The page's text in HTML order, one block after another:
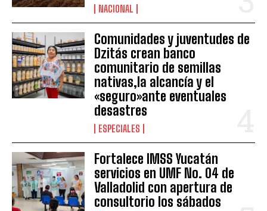
NACIONAL
Comunidades y juventudes de
Dzitás crean banco
comunitario de semillas
nativas,la alcancía y el
«seguro»ante eventuales
desastres
ESPECIALES
Fortalece IMSS Yucatán
servicios en UMF No. 04 de
Valladolid con apertura de
consultorio los sábados